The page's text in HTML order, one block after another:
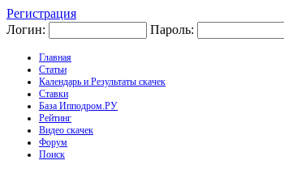
Регистрация
Логин:
Пароль:
Главная
Статьи
Календарь и Результаты скачек
Ставки
База Ипподром.РУ
Рейтинг
Видео скачек
Форум
Поиск